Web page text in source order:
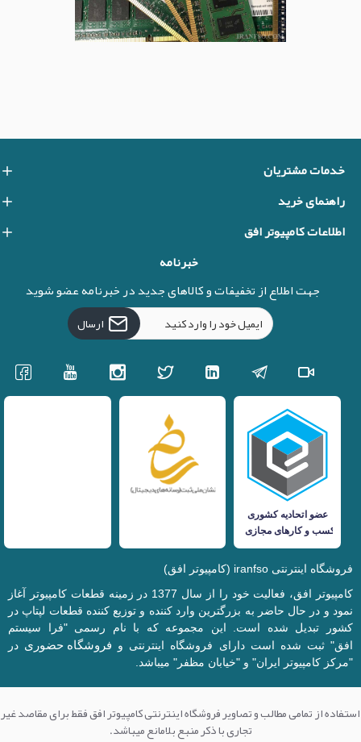
خدمات مشتریان
راهنمای خرید
اطلاعات کامپیوتر افق
خبرنامه
جهت اطلاع از تخفیفات و کالاهای جدید در خبرنامه عضو شوید
ارسال
فروشگاه اینترنتی iranfso (کامپیوتر افق)
کامپیوتر افق، فعالیت خود را از سال 1377 در زمینه قطعات کامپیوتر آغاز
نمود و در حال حاضر به بزرگترین وارد کننده و توزیع کننده قطعات لپتاپ در
کشور تبدیل شده است. این مجموعه که با نام رسمی "فرا سیستم
افق" ثبت شده است دارای فروشگاه اینترنتی و فروشگاه حضوری در
"مرکز کامپیوتر ایران" و "خیابان مظفر" میباشد.
استفاده از تمامی مطالب و تصاویر فروشگاه اینترنتی کامپیوتر افق فقط برای مقاصد غیر
تجاری با ذکر منبع بلامانع میباشد.